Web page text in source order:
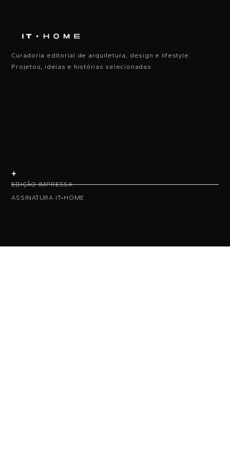
Curadoria editorial de arquitetura, design e lifestyle.
Projetos, ideias e histórias selecionadas.
+
EDIÇÃO IMPRESSA
ASSINATURA IT•HOME